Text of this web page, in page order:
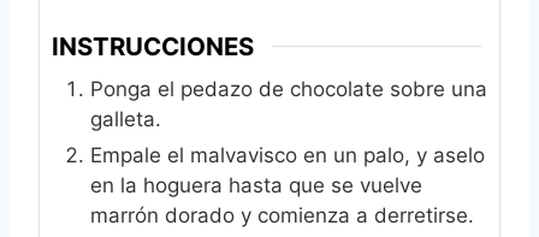
INSTRUCCIONES
Ponga el pedazo de chocolate sobre una
galleta.
Empale el malvavisco en un palo, y aselo
en la hoguera hasta que se vuelve
marrón dorado y comienza a derretirse.